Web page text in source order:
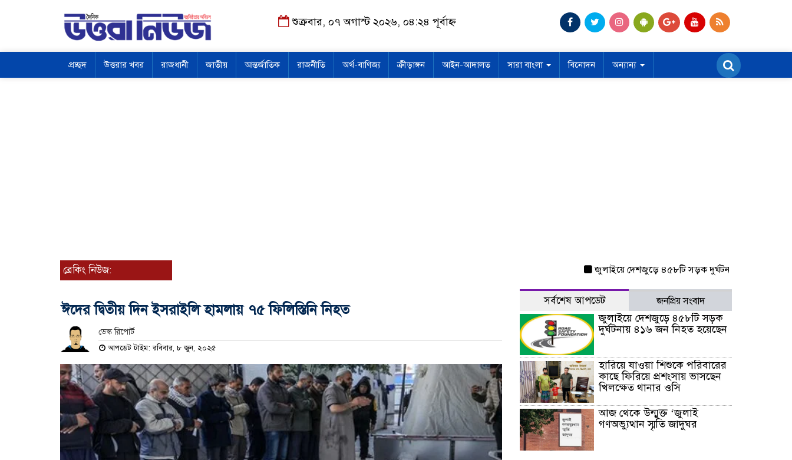
শুক্রবার, ০৭ অগাস্ট ২০২৬, ০৪:২৪ পূর্বাহ্ন
প্রচ্ছদ উত্তরার খবর রাজধানী জাতীয় আন্তর্জাতিক রাজনীতি অর্থ-বাণিজ্য ক্রীড়াঙ্গন আইন-আদালত সারা বাংলা বিনোদন অন্যান্য
ব্রেকিং নিউজ: জুলাইয়ে দেশজুড়ে ৪৫৮টি সড়ক দুর্ঘটনায় ৪১৬ জন নিহত
ঈদের দ্বিতীয় দিন ইসরাইলি হামলায় ৭৫ ফিলিস্তিনি নিহত
ডেস্ক রিপোর্ট
আপডেট টাইম: রবিবার, ৮ জুন, ২০২৫
সর্বশেষ আপডেট জনপ্রিয় সংবাদ
জুলাইয়ে দেশজুড়ে ৪৫৮টি সড়ক
দুর্ঘটনায় ৪১৬ জন নিহত হয়েছেন
হারিয়ে যাওয়া শিশুকে পরিবারের
কাছে ফিরিয়ে প্রশংসায় ভাসছেন
খিলক্ষেত থানার ওসি
আজ থেকে উন্মুক্ত ‘জুলাই
গণঅভ্যুত্থান স্মৃতি জাদুঘর